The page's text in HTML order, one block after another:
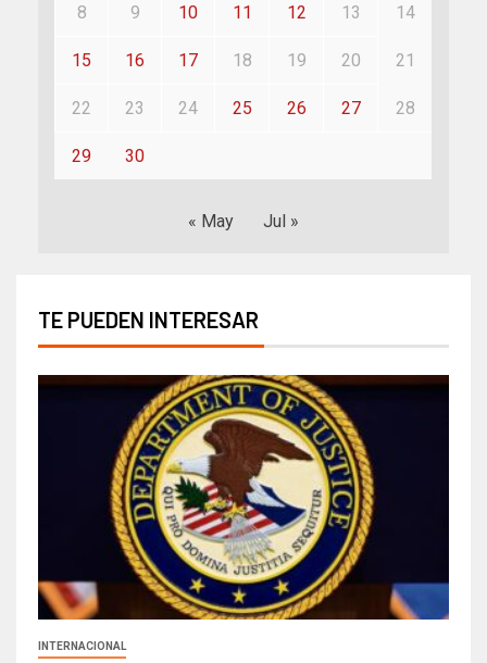
8 9 10 11 12 13 14
15 16 17 18 19 20 21
22 23 24 25 26 27 28
29 30
« May Jul »
TE PUEDEN INTERESAR
INTERNACIONAL